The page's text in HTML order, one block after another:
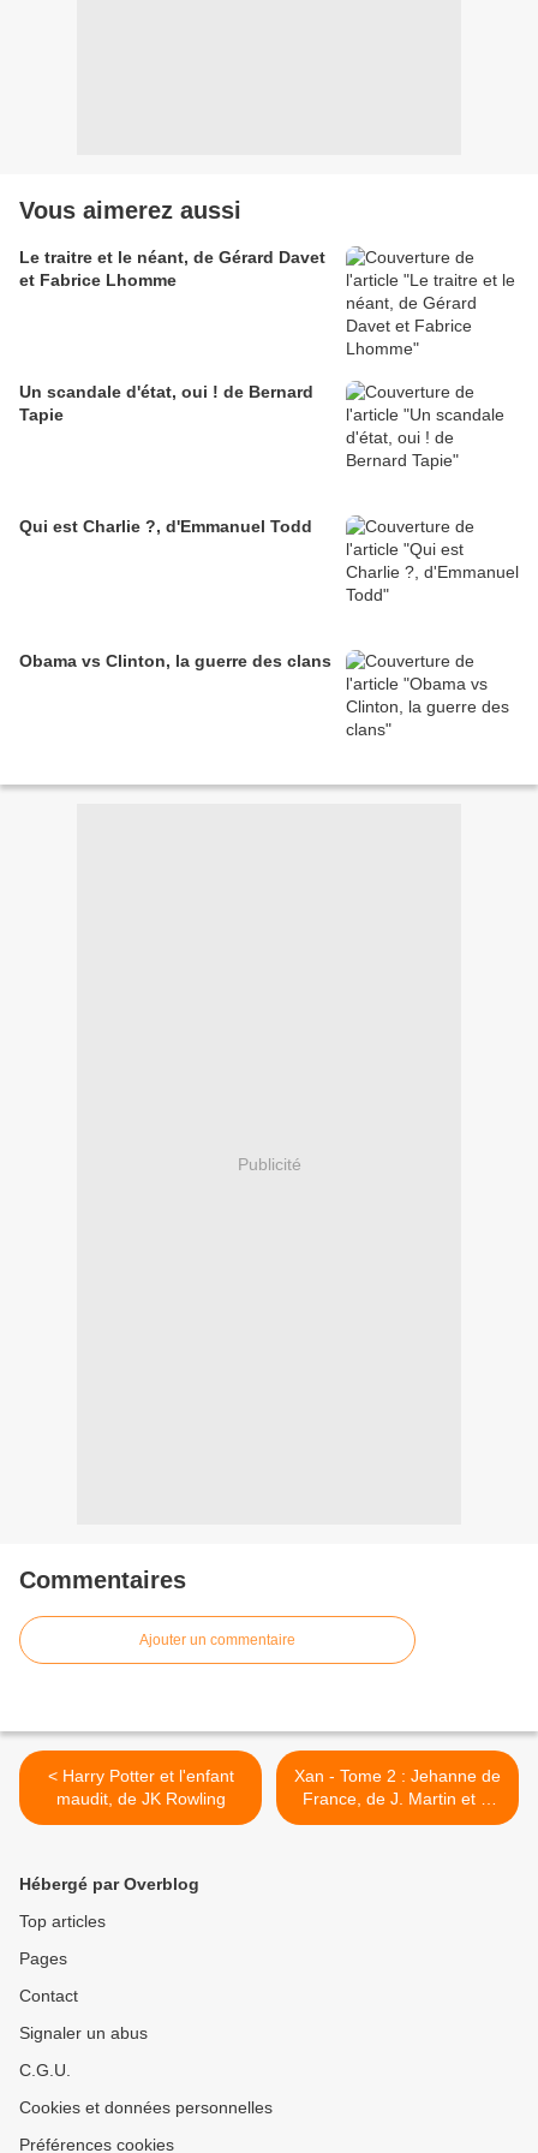
Vous aimerez aussi
Le traitre et le néant, de Gérard Davet
et Fabrice Lhomme
Un scandale d'état, oui ! de Bernard
Tapie
Qui est Charlie ?, d'Emmanuel Todd
Obama vs Clinton, la guerre des clans
Publicité
Commentaires
Ajouter un commentaire
< Harry Potter et l'enfant
maudit, de JK Rowling
Xan - Tome 2 : Jehanne de
France, de J. Martin et J.
Pleyers >
Hébergé par Overblog
Top articles
Pages
Contact
Signaler un abus
C.G.U.
Cookies et données personnelles
Préférences cookies